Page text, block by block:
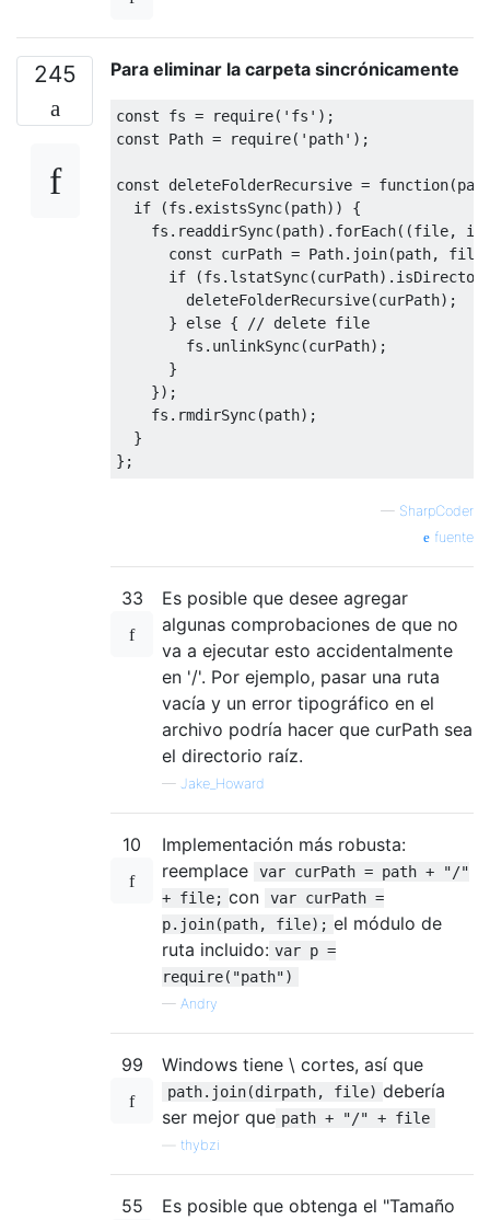
245 Para eliminar la carpeta sincrónicamente
const fs = require( 'fs' );
const
Path = require( 'path' );
const deleteFolderRecursive = function(
if
(fs . existsSync(path))
{
    fs
. readdirSync(path). forEach((file,
const curPath = Path. join(path, file
if
(fs . lstatSync(curPath).
        deleteFolderRecursive
(curPath);
}
else {
// delete file
        fs
. unlinkSync(curPath);
}
});
    fs
. rmdirSync(path);
}
};
— SharpCoder
fuente
33
Es posible que desee agregar
algunas comprobaciones de que no
va a ejecutar esto accidentalmente
en '/'. Por ejemplo, pasar una ruta
vacía y un error tipográfico en el
archivo podría hacer que curPath sea
el directorio raíz.
— Jake_Howard
10
Implementación más robusta:
reemplace
var curPath = path + "/"
+ file; con
var curPath =
p.join(path, file); el módulo de
ruta incluido: var p =
require("path")
— Andry
99 Windows tiene \ cortes, así que
path.join(dirpath, file) debería
ser mejor que path + "/" + file
thybzi
55 Es posible que obtenga el "Tamaño